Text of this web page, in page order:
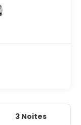
3 Noites